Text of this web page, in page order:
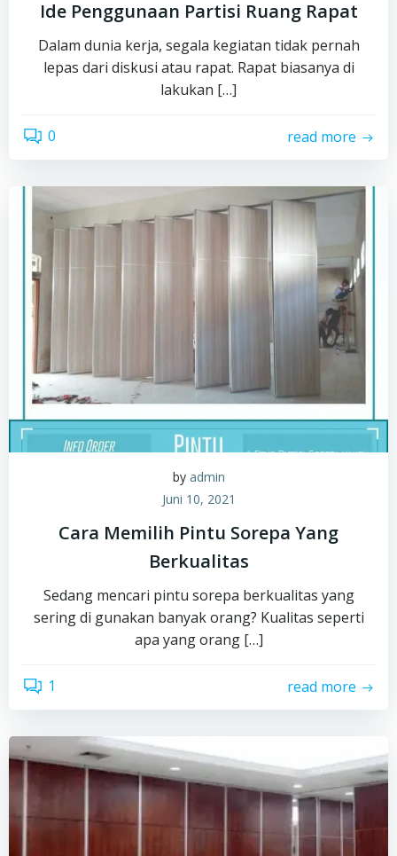
Ide Penggunaan Partisi Ruang Rapat
Dalam dunia kerja, segala kegiatan tidak pernah
lepas dari diskusi atau rapat. Rapat biasanya di
lakukan […]
0 read more
by admin
Juni 10, 2021
Cara Memilih Pintu Sorepa Yang
Berkualitas
Sedang mencari pintu sorepa berkualitas yang
sering di gunakan banyak orang? Kualitas seperti
apa yang orang […]
1 read more